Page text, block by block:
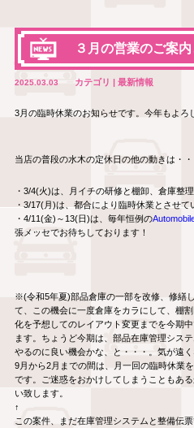
３月の営業のご案
2025.03.03 カテゴリ | 最新情報
3月の臨時休業のお知らせです。今年もよ
当店の普段の水木の定休日の他の動きは・・
・3/4(火)は、月イチの研修と棚卸、倉庫整
・3/17(月)は、都合により臨時休業とさせて
・4/11(金)～13(日)は、毎年恒例の
張メッセでお待ちしております！
※(令和5年夏)部品倉庫の一部を改修、修繕
て、この機会に一度倉庫をカラにして、棚
化を予想してのレイアウト変更までを今期
ます。ちょうど今期は、部品在庫管理シス
やるのに良い機会かな、と・・・。気が遠
9月から2月までの間は、月一回の臨時休業
です。ご迷惑をおかけしてしまうこともあ
い致します。
↑
この案件、まだ在庫管理システムと整備伝